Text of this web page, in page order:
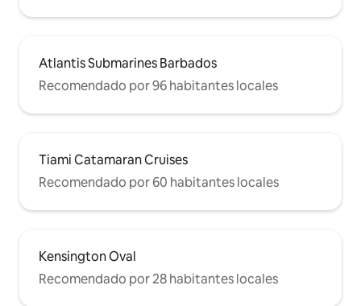
Atlantis Submarines Barbados
Recomendado por 96 habitantes locales
Tiami Catamaran Cruises
Recomendado por 60 habitantes locales
Kensington Oval
Recomendado por 28 habitantes locales